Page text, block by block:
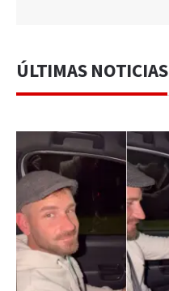
ÚLTIMAS NOTICIAS